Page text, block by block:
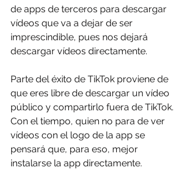
de apps de terceros para descargar
vídeos que va a dejar de ser
imprescindible, pues nos dejará
descargar vídeos directamente.
Parte del éxito de TikTok proviene de
que eres libre de descargar un vídeo
público y compartirlo fuera de TikTok.
Con el tiempo, quien no para de ver
vídeos con el logo de la app se
pensará que, para eso, mejor
instalarse la app directamente.